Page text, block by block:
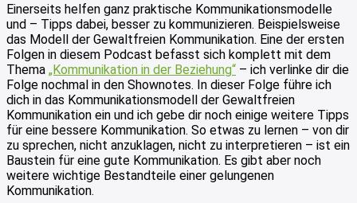
Einerseits helfen ganz praktische Kommunikationsmodelle
und – Tipps dabei, besser zu kommunizieren. Beispielsweise
das Modell der Gewaltfreien Kommunikation. Eine der ersten
Folgen in diesem Podcast befasst sich komplett mit dem
Thema „Kommunikation in der Beziehung“ – ich verlinke dir die
Folge nochmal in den Shownotes. In dieser Folge führe ich
dich in das Kommunikationsmodell der Gewaltfreien
Kommunikation ein und ich gebe dir noch einige weitere Tipps
für eine bessere Kommunikation. So etwas zu lernen – von dir
zu sprechen, nicht anzuklagen, nicht zu interpretieren – ist ein
Baustein für eine gute Kommunikation. Es gibt aber noch
weitere wichtige Bestandteile einer gelungenen
Kommunikation.